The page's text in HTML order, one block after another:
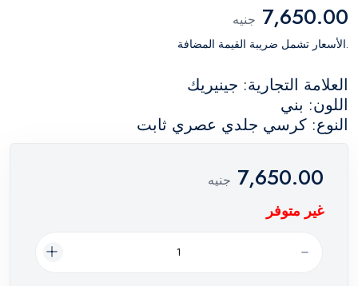
7,650.00 جنيه
.الأسعار تشمل ضريبة القيمة المضافة
العلامة التجارية: جينيريك
اللون: بني
النوع: كرسي جلدي عصري ثابت
7,650.00 جنيه
غير متوفر